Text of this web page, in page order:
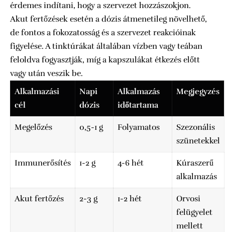
érdemes indítani, hogy a szervezet hozzászokjon.
Akut fertőzések esetén a dózis átmenetileg növelhető,
de fontos a fokozatosság és a szervezet reakcióinak
figyelése. A tinktúrákat általában vízben vagy teában
feloldva fogyasztják, míg a kapszulákat étkezés előtt
vagy után veszik be.
Alkalmazási
cél
Napi
dózis
Alkalmazás
időtartama
Megjegyzés
Megelőzés 0,5-1 g Folyamatos
Szezonális
szünetekkel
Immunerősítés 1-2 g 4-6 hét
Kúraszerű
alkalmazás
Akut fertőzés 2-3 g 1-2 hét
Orvosi
felügyelet
mellett